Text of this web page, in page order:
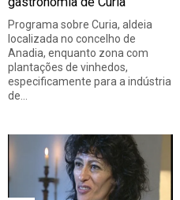
Programa sobre Curia, aldeia
localizada no concelho de
Anadia, enquanto zona com
plantações de vinhedos,
especificamente para a indústria
de…